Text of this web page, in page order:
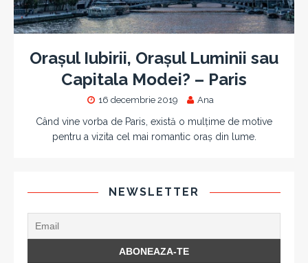
Orașul Iubirii, Orașul Luminii sau
Capitala Modei? – Paris
16 decembrie 2019 Ana
Când vine vorba de Paris, există o mulțime de motive
pentru a vizita cel mai romantic oraș din lume.
NEWSLETTER